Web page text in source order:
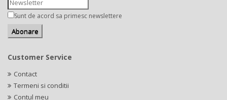
Sunt de acord sa primesc newslettere
Customer Service
Contact
Termeni si conditii
Contul meu